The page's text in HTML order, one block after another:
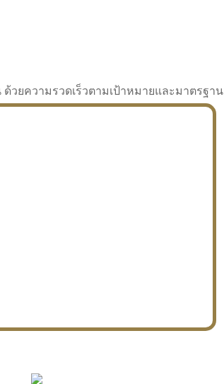
ยความรวดเร็วตามเป้าหมายและมาตรฐาน